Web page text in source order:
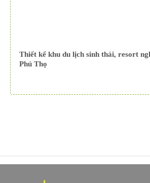
Thiết kế khu du lịch sinh thái, resort
Phú Thọ